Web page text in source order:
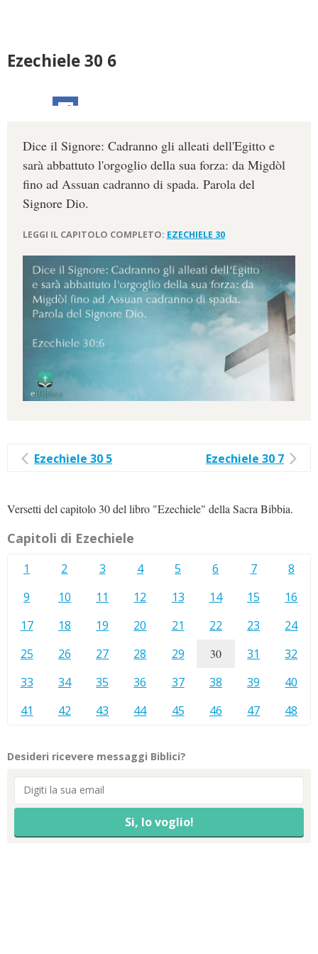
Ezechiele 30 6
Dice il Signore: Cadranno gli alleati dell'Egitto e
sarà abbattuto l'orgoglio della sua forza: da Migdòl
fino ad Assuan cadranno di spada. Parola del
Signore Dio.
LEGGI IL CAPITOLO COMPLETO: EZECHIELE 30
Ezechiele 30 5 Ezechiele 30 7
Versetti del capitolo 30 del libro "Ezechiele" della Sacra Bibbia.
Capitoli di Ezechiele
1 2 3 4 5 6 7
8
9
10 11 12 13 14 15
16
17
18 19 20 21 22 23
24
25
26 27 28 29 30 31
32
33
34 35 36 37 38 39
40
41
42 43 44 45 46 47 48
Desideri ricevere messaggi Biblici?